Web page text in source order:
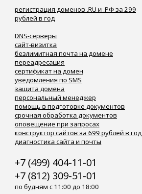
регистрация доменов .RU и .РФ за 299
рублей в год
DNS-серверы
сайт-визитка
безлимитная почта на домене
переадресация
сертификат на домен
уведомления по SMS
защита домена
персональный менеджер
помощь в подготовке документов
срочная обработка документов
оповещение при запросах
конструктор сайтов за 699 рублей в год
диагностика сайта и почты
+7 (499) 404-11-01
+7 (812) 309-51-01
по будням с 11:00 до 18:00